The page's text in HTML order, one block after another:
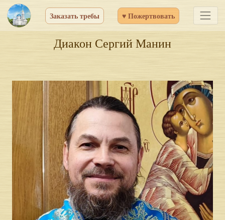
Заказать требы ♥ Пожертвовать
Диакон Сергий Манин